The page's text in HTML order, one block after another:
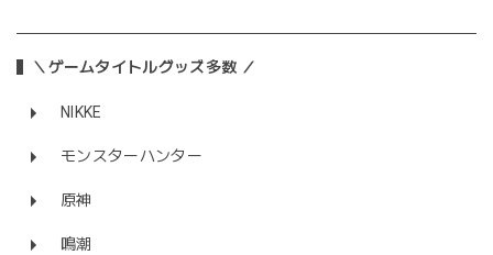
＼ゲームタイトルグッズ多数 ／
NIKKE
モンスターハンター
原神
鳴潮